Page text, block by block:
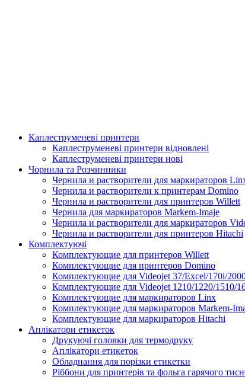
Аплікатор для горизонтальної поклейки етикетки
Подробнее
Каплеструйный принтер CodPad S200 Plus для
Каплеструменеві принтери
Каплеструменеві принтери відновлені
Каплеструменеві принтери нові
Чорнила та Розчинники
Чернила и растворители для маркираторов
Чернила и растворители к принтерам Domino
Чернила и растворители для принтеров Willett
Чернила для маркираторов Markem-Imaje
Чернила и растворители для маркираторов
Чернила и растворители для принтеров Hitachi
Комплектуючі
Комплектующие для принтеров Willett
Комплектующие для принтеров Domino
Комплектующие для Videojet 37/Excel/170i/
Комплектующие для Videojet 1210/1220/1510/
Комплектующие для маркираторов Linx
Комплектующие для маркираторов Markem-
Комплектующие для маркираторов Hitachi
Аплікатори етикеток
Друкуючі головки для термодруку
Аплікатори етикеток
Обладнання для порізки етикетки
Ріббони для принтерів та фольга гарячого